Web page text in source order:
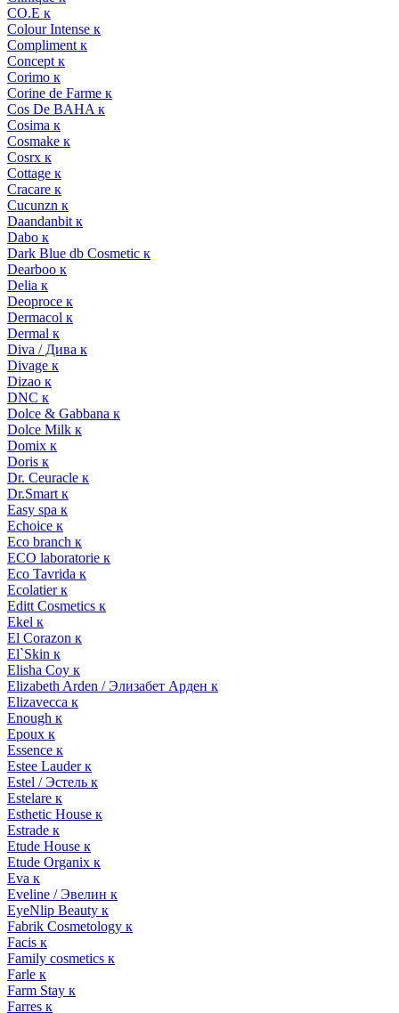
CO.E к
Colour Intense к
Compliment к
Concept к
Corimo к
Corine de Farme к
Cos De BAHA к
Cosima к
Cosmake к
Cosrx к
Cottage к
Cracare к
Cucunzn к
Daandanbit к
Dabo к
Dark Blue db Cosmetic к
Dearboo к
Delia к
Deoproce к
Dermacol к
Dermal к
Diva / Дива к
Divage к
Dizao к
DNC к
Dolce & Gabbana к
Dolce Milk к
Domix к
Doris к
Dr. Ceuracle к
Dr.Smart к
Easy spa к
Echoice к
Eco branch к
ECO laboratorie к
Eco Tavrida к
Ecolatier к
Editt Cosmetics к
Ekel к
El Corazon к
El`Skin к
Elisha Coy к
Elizabeth Arden / Элизабет Арден к
Elizavecca к
Enough к
Epoux к
Essence к
Estee Lauder к
Estel / Эстель к
Estelare к
Esthetic House к
Estrade к
Etude House к
Etude Organix к
Eva к
Eveline / Эвелин к
EyeNlip Beauty к
Fabrik Cosmetology к
Facis к
Family cosmetics к
Farle к
Farm Stay к
Farres к